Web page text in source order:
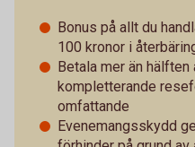
Bonus på allt du
100 kronor i
Betala mer än
kompletterande
omfattande
Evenemangsskydd